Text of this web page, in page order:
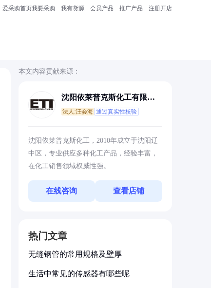
爱采购首页我要采购 我有货源 会员产品 推广产品 注册开店
本文内容贡献来源：
沈阳依莱普克斯化工有限公
法人:汪会海 通过真实性核验
沈阳依莱普克斯化工，2010年成立于沈阳辽
中区，专业供应多种化工产品，经验丰富，
在化工销售领域权威性强。
在线咨询 查看店铺
热门文章
无缝钢管的常用规格及壁厚
生活中常见的传感器有哪些呢